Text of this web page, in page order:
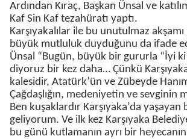
Ardından Kıraç, Başkan Ünsal ve
Kaf Sin Kaf tezahüratı yaptı.
Karşıyakalılar ile bu unutulmaz
büyük mutluluk duyduğunu da ifade
Ünsal “Bugün, büyük bir gururla “İyi ki
diyoruz bir kez daha… Çünkü
kalesidir, Atatürk’ün ve Zübeyde
Çağdaşlığın, medeniyetin ve sevginin
Ben kuşaklardır Karşıyaka’da yaşayan
geliyorum. Ve ilk kez Karşıyaka
bu günü kutlamanın ayrı bir